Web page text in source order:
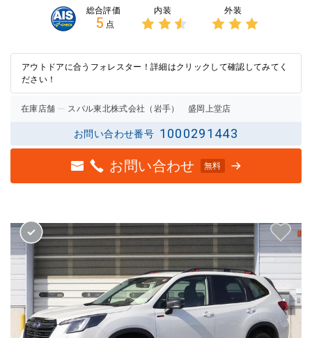
総合評価
5 点
内装
2.5点
の評価
外装
3点の
評価
アウトドアに合うフォレスター！詳細はクリックして確認してみてく
ださい！
在庫店舗 スバル東北株式会社（岩手） 盛岡上堂店
お問い合わせ番号 1000291443
お問い合わせ 無料